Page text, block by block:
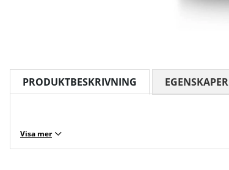
PRODUKTBESKRIVNING
Visa mer
EGENSKAPER